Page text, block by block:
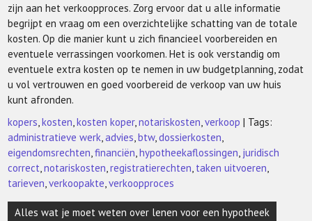
zijn aan het verkoopproces. Zorg ervoor dat u alle informatie
begrijpt en vraag om een overzichtelijke schatting van de totale
kosten. Op die manier kunt u zich financieel voorbereiden en
eventuele verrassingen voorkomen. Het is ook verstandig om
eventuele extra kosten op te nemen in uw budgetplanning, zodat
u vol vertrouwen en goed voorbereid de verkoop van uw huis
kunt afronden.
kopers,kosten,kosten koper,notariskosten,verkoop | Tags:
administratieve werk,advies,btw,dossierkosten,
eigendomsrechten,financiën,hypotheekaflossingen, juridisch
correct,notariskosten,registratierechten, taken uitvoeren,
tarieven,verkoopakte,verkoopproces
Berichtnavigatie
Alles wat je moet weten over lenen voor een hypotheek